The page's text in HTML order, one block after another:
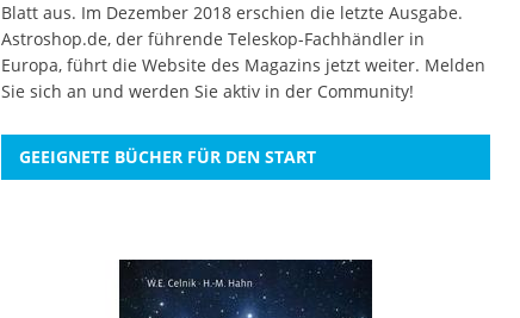
Blatt aus. Im Dezember 2018 erschien die letzte Ausgabe.
Astroshop.de, der führende Teleskop-Fachhändler in
Europa, führt die Website des Magazins jetzt weiter. Melden
Sie sich an und werden Sie aktiv in der Community!
GEEIGNETE BÜCHER FÜR DEN START